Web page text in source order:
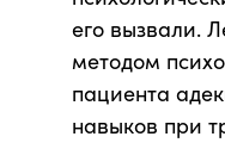
его вызвали.
методом
пациента
навыков при